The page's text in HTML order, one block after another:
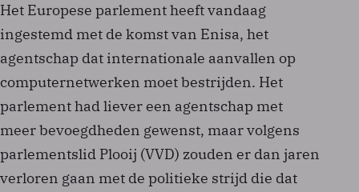
Het Europese parlement heeft vandaag
ingestemd met de komst van Enisa, het
agentschap dat internationale aanvallen op
computernetwerken moet bestrijden. Het
parlement had liever een agentschap met
meer bevoegdheden gewenst, maar volgens
parlementslid Plooij (VVD) zouden er dan jaren
verloren gaan met de politieke strijd die dat